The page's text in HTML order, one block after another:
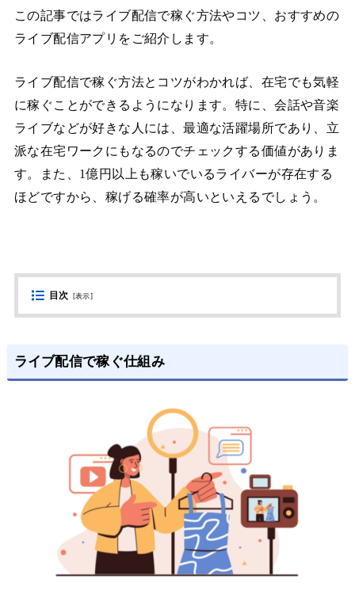
この記事ではライブ配信で稼ぐ方法やコツ、おすすめの
ライブ配信アプリをご紹介します。
ライブ配信で稼ぐ方法とコツがわかれば、在宅でも気軽
に稼ぐことができるようになります。特に、会話や音楽
ライブなどが好きな人には、最適な活躍場所であり、立
派な在宅ワークにもなるのでチェックする価値がありま
す。また、1億円以上も稼いでいるライバーが存在する
ほどですから、稼げる確率が高いといえるでしょう。
目次 [表示]
ライブ配信で稼ぐ仕組み